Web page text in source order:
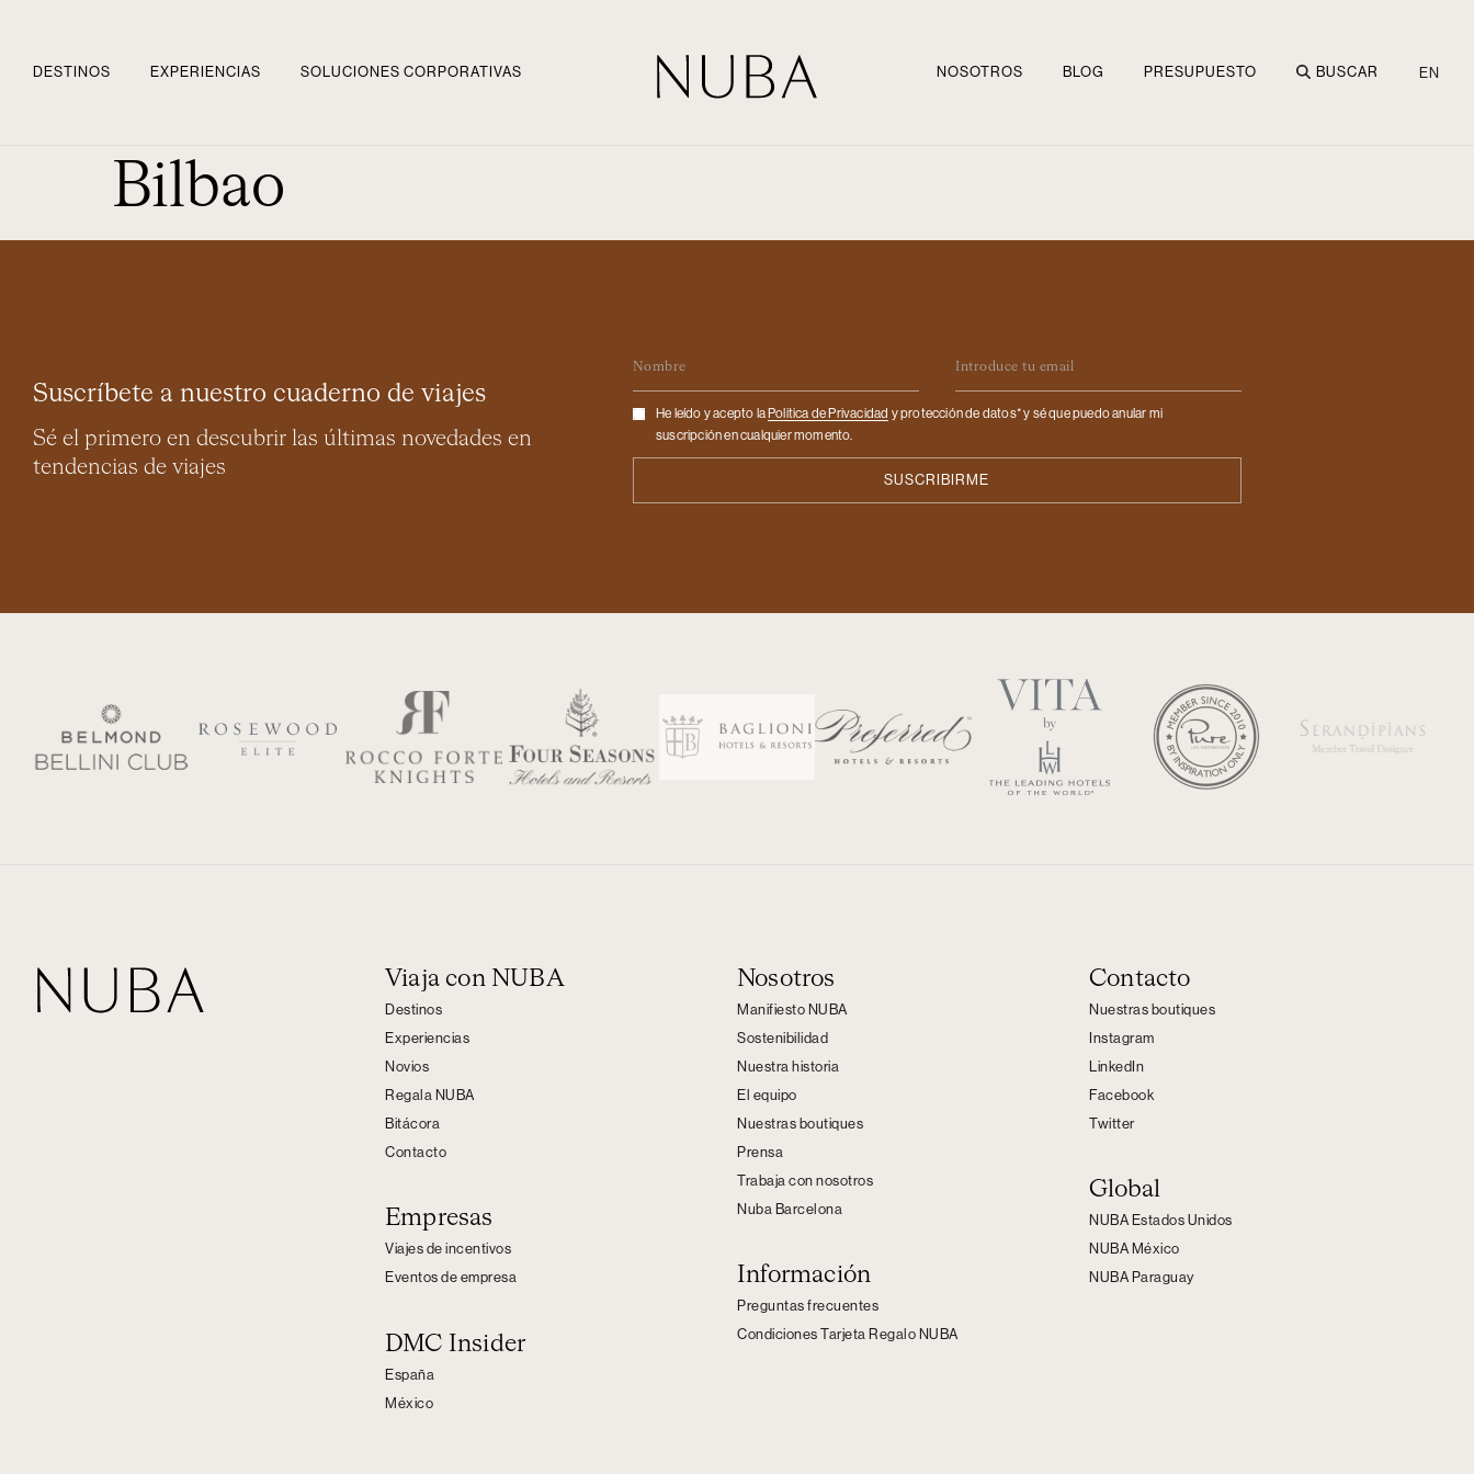
DESTINOS EXPERIENCIAS SOLUCIONES CORPORATIVAS NOSOTROS BLOG PRESUPUESTO BUSCAR EN
Bilbao
Suscríbete a nuestro cuaderno de viajes
Sé el primero en descubrir las últimas novedades en
tendencias de viajes
Checkbox
He leído y acepto la Politica de Privacidad y protección de datos* y sé que puedo anular mi
suscripción en cualquier momento.
Viaja con NUBA
Destinos
Experiencias
Novios
Regala NUBA
Bitácora
Contacto
Empresas
Viajes de incentivos
Eventos de empresa
DMC Insider
España
México
Nosotros
Manifiesto NUBA
Sostenibilidad
Nuestra historia
El equipo
Nuestras boutiques
Prensa
Trabaja con nosotros
Nuba Barcelona
Información
Preguntas frecuentes
Condiciones Tarjeta Regalo NUBA
Contacto
Nuestras boutiques
Instagram
LinkedIn
Facebook
Twitter
Global
NUBA Estados Unidos
NUBA México
NUBA Paraguay